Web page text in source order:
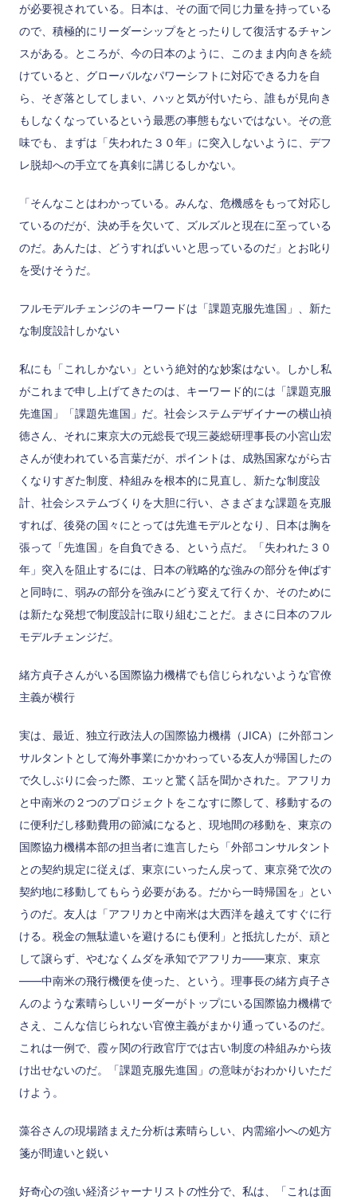
が必要視されている。日本は、その面で同じ力量を持っている
ので、積極的にリーダーシップをとったりして復活するチャン
スがある。ところが、今の日本のように、このまま内向きを続
けていると、グローバルなパワーシフトに対応できる力を自
ら、そぎ落としてしまい、ハッと気が付いたら、誰もが見向き
もしなくなっているという最悪の事態もないではない。その意
味でも、まずは「失われた３０年」に突入しないように、デフ
レ脱却への手立てを真剣に講じるしかない。
「そんなことはわかっている。みんな、危機感をもって対応し
ているのだが、決め手を欠いて、ズルズルと現在に至っている
のだ。あんたは、どうすればいいと思っているのだ」とお叱り
を受けそうだ。
フルモデルチェンジのキーワードは「課題克服先進国」、新た
な制度設計しかない
私にも「これしかない」という絶対的な妙案はない。しかし私
がこれまで申し上げてきたのは、キーワード的には「課題克服
先進国」「課題先進国」だ。社会システムデザイナーの横山禎
徳さん、それに東京大の元総長で現三菱総研理事長の小宮山宏
さんが使われている言葉だが、ポイントは、成熟国家ながら古
くなりすぎた制度、枠組みを根本的に見直し、新たな制度設
計、社会システムづくりを大胆に行い、さまざまな課題を克服
すれば、後発の国々にとっては先進モデルとなり、日本は胸を
張って「先進国」を自負できる、という点だ。「失われた３０
年」突入を阻止するには、日本の戦略的な強みの部分を伸ばす
と同時に、弱みの部分を強みにどう変えて行くか、そのために
は新たな発想で制度設計に取り組むことだ。まさに日本のフル
モデルチェンジだ。
緒方貞子さんがいる国際協力機構でも信じられないような官僚
主義が横行
実は、最近、独立行政法人の国際協力機構（JICA）に外部コン
サルタントとして海外事業にかかわっている友人が帰国したの
で久しぶりに会った際、エッと驚く話を聞かされた。アフリカ
と中南米の２つのプロジェクトをこなすに際して、移動するの
に便利だし移動費用の節減になると、現地間の移動を、東京の
国際協力機構本部の担当者に進言したら「外部コンサルタント
との契約規定に従えば、東京にいったん戻って、東京発で次の
契約地に移動してもらう必要がある。だから一時帰国を」とい
うのだ。友人は「アフリカと中南米は大西洋を越えてすぐに行
ける。税金の無駄遣いを避けるにも便利」と抵抗したが、頑と
して譲らず、やむなくムダを承知でアフリカ――東京、東京
――中南米の飛行機便を使った、という。理事長の緒方貞子さ
んのような素晴らしいリーダーがトップにいる国際協力機構で
さえ、こんな信じられない官僚主義がまかり通っているのだ。
これは一例で、霞ヶ関の行政官庁では古い制度の枠組みから抜
け出せないのだ。「課題克服先進国」の意味がおわかりいただ
けよう。
藻谷さんの現場踏まえた分析は素晴らしい、内需縮小への処方
箋が間違いと鋭い
好奇心の強い経済ジャーナリストの性分で、私は、「これは面